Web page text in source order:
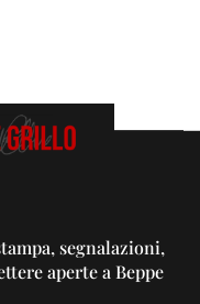
segnalazioni,
aperte a Beppe